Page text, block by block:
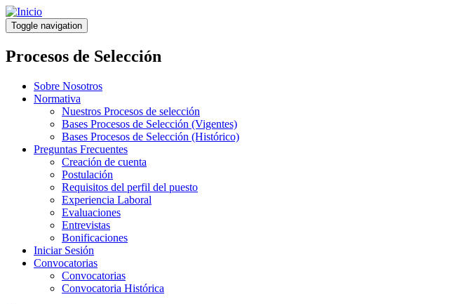
Pasar
al
contenido
principal
Toggle navigation
Procesos de Selección
Sobre Nosotros
Normativa
Nuestros Procesos de selección
Bases Procesos de Selección (Vigentes)
Bases Procesos de Selección (Histórico)
Preguntas Frecuentes
Creación de cuenta
Postulación
Requisitos del perfil del puesto
Experiencia Laboral
Evaluaciones
Entrevistas
Bonificaciones
Iniciar Sesión
Convocatorias
Convocatorias
Convocatoria Histórica